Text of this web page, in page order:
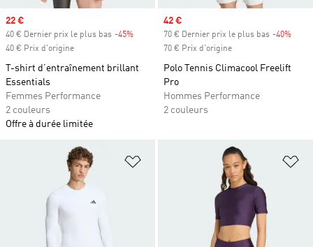
Prix soldé
22 €
40 € Dernier prix le plus bas -45%
40 € Prix d'origine
T-shirt d’entraînement brillant
Essentials
Femmes Performance
2 couleurs
Offre à durée limitée
Prix soldé
42 €
70 € Dernier prix le plus bas -40%
70 € Prix d'origine
Polo Tennis Climacool Freelift
Pro
Hommes Performance
2 couleurs
Ajouter à la Liste de produits